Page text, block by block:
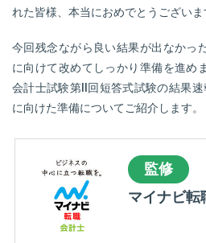
業
求
れた皆様、本当におめでとうございま
今回残念ながら良い結果が出なかっ
に向けて改めてしっかり準備を進め
会計士試験第Ⅱ回短答式試験の結果
に向けた準備についてご紹介します。
監修
マイナビ転